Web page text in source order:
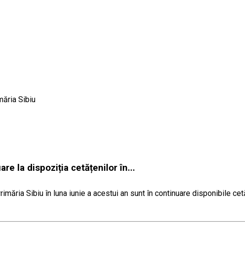
Sibiu
la dispoziția cetățenilor în...
Sibiu în luna iunie a acestui an sunt în continuare disponibile